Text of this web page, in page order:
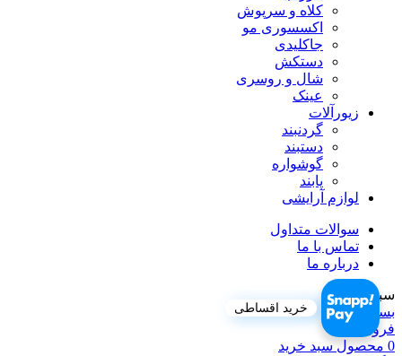
کلاه و سرپوش
اکسسوری مو
جاکلیدی
دستکش
شال و روسری
عینک
زیورآلات
گردنبند
دستبند
گوشواره
پابند
لوازم آرایشی
سوالات متداول
تماس با ما
درباره ما
سبد خرید
بستن
خرید اقساطی
فروشگاه
0 محصول سبد خرید